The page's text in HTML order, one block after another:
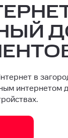
в
интернетом